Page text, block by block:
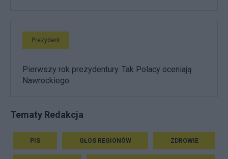
Prezydent
Pierwszy rok prezydentury. Tak Polacy oceniają
Nawrockiego
Tematy Redakcja
PIS GŁOS REGIONÓW ZDROWIE